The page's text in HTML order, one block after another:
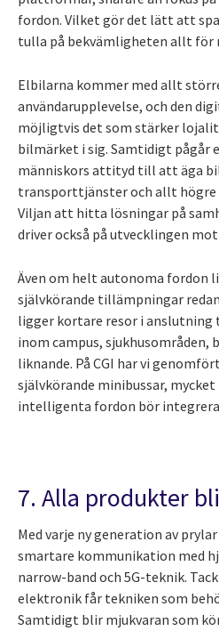
fordon. Vilket gör det lätt att
tulla på bekvämligheten allt för
Elbilarna kommer med allt
användarupplevelse, och den
möjligtvis det som stärker
bilmärket i sig. Samtidigt pågår
människors attityd till att äga
transporttjänster och allt högre
Viljan att hitta lösningar på
driver också på utvecklingen
Även om helt autonoma fordon
självkörande tillämpningar
ligger kortare resor i
inom campus, sjukhusområden,
liknande. På CGI har vi
självkörande minibussar,
intelligenta fordon bör
7. Alla produkter
Med varje ny generation av
smartare kommunikation med
narrow-band och 5G-teknik.
elektronik får tekniken som
Samtidigt blir mjukvaran som